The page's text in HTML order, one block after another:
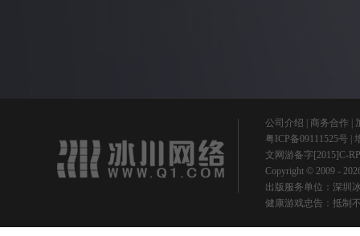
公司介绍 商务合作
粤ICP备09111525号 |
文网游备字[2015]C-
Copyright © 2009 -
出版服务单位：深圳
健康游戏忠告：抵制